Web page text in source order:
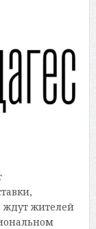
ждут жителей